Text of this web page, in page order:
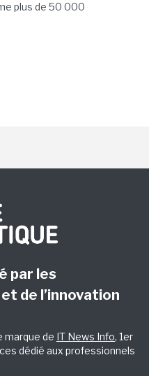
plus de 50 000
par les
de l’innovation
marque de IT News Info, 1er
dédié aux professionnels